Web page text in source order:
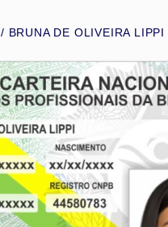
/ BRUNA DE OLIVEIRA LIPPI